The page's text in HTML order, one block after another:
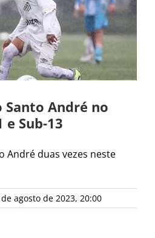
Santo André no
e Sub-13
André duas vezes neste
agosto de 2023, 20:00